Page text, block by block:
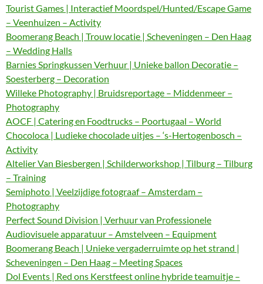
Tourist Games | Interactief Moordspel/Hunted/Escape Game
– Veenhuizen – Activity
Boomerang Beach | Trouw locatie | Scheveningen – Den Haag
– Wedding Halls
Barnies Springkussen Verhuur | Unieke ballon Decoratie –
Soesterberg – Decoration
Willeke Photography | Bruidsreportage – Middenmeer –
Photography
AOCF | Catering en Foodtrucks – Poortugaal – World
Chocoloca | Ludieke chocolade uitjes – ‘s-Hertogenbosch –
Activity
Altelier Van Biesbergen | Schilderworkshop | Tilburg – Tilburg
– Training
Semiphoto | Veelzijdige fotograaf – Amsterdam –
Photography
Perfect Sound Division | Verhuur van Professionele
Audiovisuele apparatuur – Amstelveen – Equipment
Boomerang Beach | Unieke vergaderruimte op het strand |
Scheveningen – Den Haag – Meeting Spaces
Dol Events | Red ons Kerstfeest online hybride teamuitje –